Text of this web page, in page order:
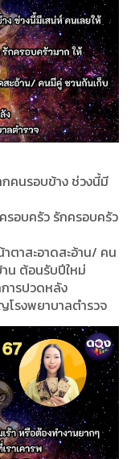
คนรอบข้าง ช่วงนี้มี
รอบครัว รักครอบครัว
ตาสะอาดสะอ้าน/ คน
น ต้อนรับปีใหม่
ารปวดหลัง
โรงพยาบาลตำรวจ